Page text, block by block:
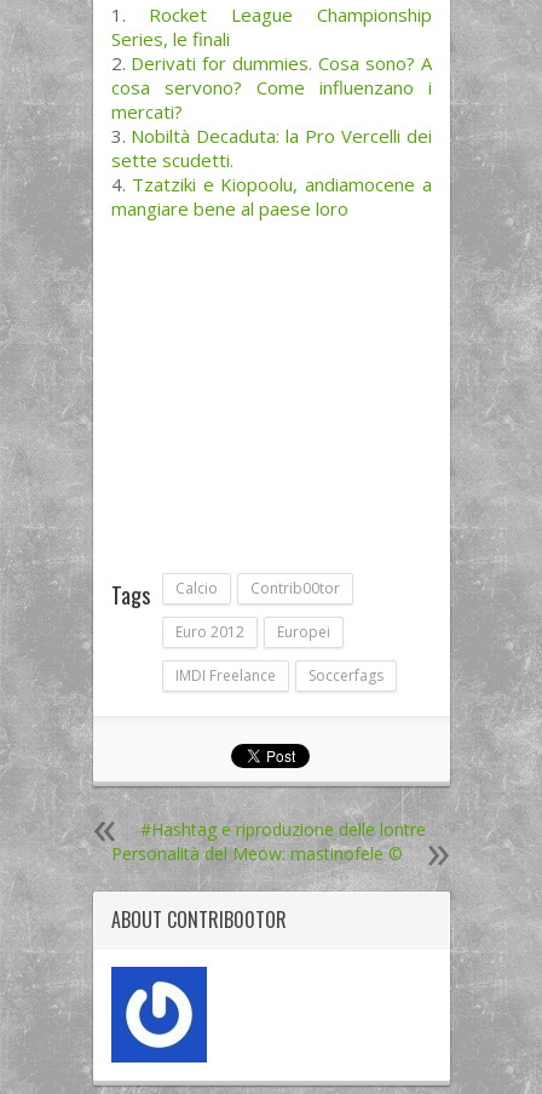
Rocket League Championship
Series, le finali
Derivati for dummies. Cosa sono? A
cosa servono? Come influenzano i
mercati?
Nobiltà Decaduta: la Pro Vercelli dei
sette scudetti.
Tzatziki e Kiopoolu, andiamocene a
mangiare bene al paese loro
Tags Calcio Contrib00tor
Euro 2012 Europei
IMDI Freelance Soccerfags
#Hashtag e riproduzione delle lontre
Personalità del Meow: mastinofele ©
ABOUT CONTRIB00TOR